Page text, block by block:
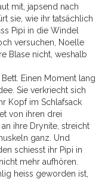
mit, japsend nach
sie, wie ihr tatsächlich
Pipi in die Windel
versuchen, Noelle
Blase nicht, weshalb
Einen Moment lang
Sie verkriecht sich
Kopf im Schlafsack
von ihren drei
ihre Drynite, streicht
ganz. Und
schiesst ihr Pipi in
mehr aufhören.
heiss geworden ist,